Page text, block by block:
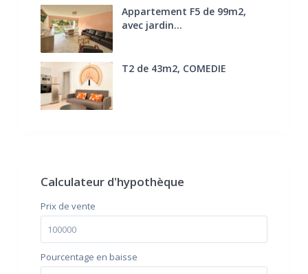
Appartement F5 de 99m2,
avec jardin...
T2 de 43m2, COMEDIE
Calculateur d'hypothèque
Prix ​​de vente
Pourcentage en baisse